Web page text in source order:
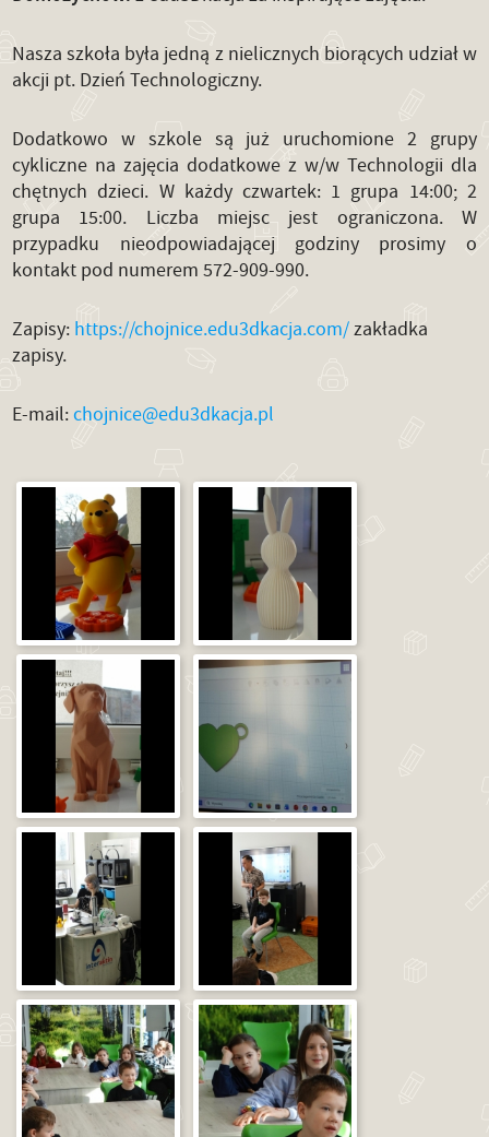
Nasza szkoła była jedną z nielicznych biorących udział w
akcji pt. Dzień Technologiczny.
Dodatkowo w szkole są już uruchomione 2 grupy
cykliczne na zajęcia dodatkowe z w/w Technologii dla
chętnych dzieci. W każdy czwartek: 1 grupa 14:00; 2
grupa 15:00. Liczba miejsc jest ograniczona. W
przypadku nieodpowiadającej godziny prosimy o
kontakt pod numerem 572-909-990.
Zapisy: https://chojnice.edu3dkacja.com/zakładka
zapisy.
E-mail:chojnice@edu3dkacja.pl